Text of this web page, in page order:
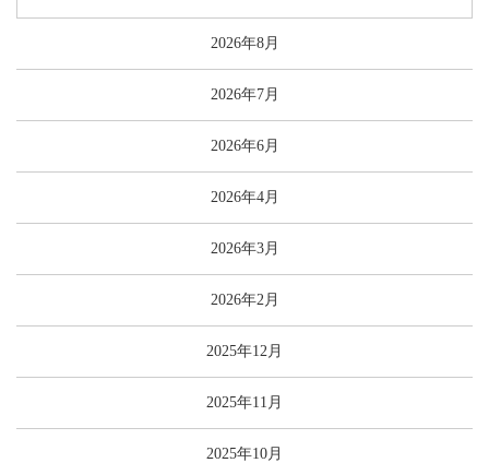
2026年8月
2026年7月
2026年6月
2026年4月
2026年3月
2026年2月
2025年12月
2025年11月
2025年10月